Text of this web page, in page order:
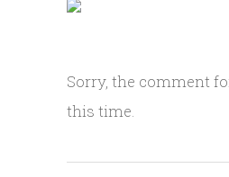
Sorry, the comment
this time.